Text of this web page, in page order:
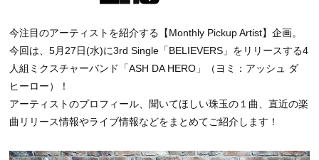
今注目のアーティストを紹介する【Monthly Pickup Artist】企画。
今回は、5月27日(水)に3rd Single「BELIEVERS」をリリースする4
人組ミクスチャーバンド「ASH DA HERO」（ヨミ：アッシュ ダ
ヒーロー）！
アーティストのプロフィール、聞いてほしい珠玉の１曲、直近の楽
曲リリース情報やライブ情報などをまとめてご紹介します！